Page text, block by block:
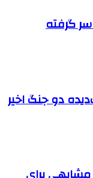
سر گرفته
دو جنگ اخیر